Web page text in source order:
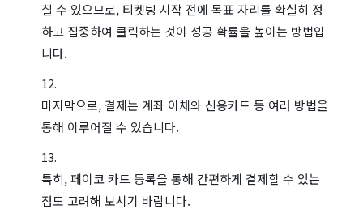
칠 수 있으므로, 티켓팅 시작 전에 목표 자리를 확실히 정
하고 집중하여 클릭하는 것이 성공 확률을 높이는 방법입
니다.
마지막으로, 결제는 계좌 이체와 신용카드 등 여러 방법을
통해 이루어질 수 있습니다.
특히, 페이코 카드 등록을 통해 간편하게 결제할 수 있는
점도 고려해 보시기 바랍니다.